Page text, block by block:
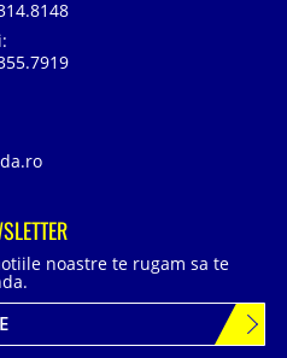
noastre te rugam sa te